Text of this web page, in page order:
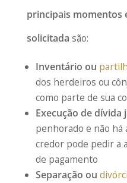
principais momentos
solicitada são:
Inventário ou
dos herdeiros ou
como parte de sua
Execução de dívida
penhorado e não há
credor pode pedir a
de pagamento
Separação ou